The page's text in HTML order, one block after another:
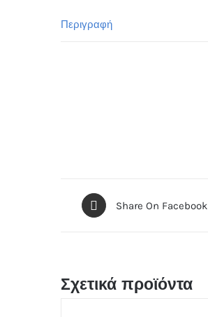
Περιγραφή
Share On Facebook
Σχετικά προϊόντα